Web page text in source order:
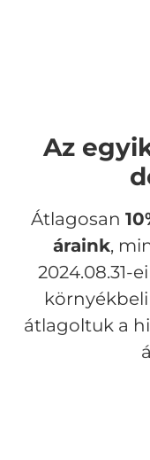
Az
Átlagosan
áraink,
2024.08.31-
átlagoltuk a